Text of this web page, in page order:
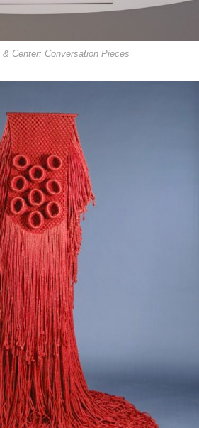
Center: Conversation Pieces